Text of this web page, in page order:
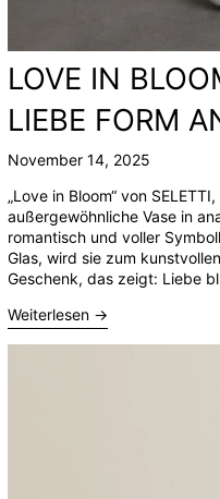
LOVE IN
LIEBE FORM
November 14, 2025
„Love in Bloom“ von
außergewöhnliche Vase in
romantisch und voller
Glas, wird sie zum
Geschenk, das zeigt: Liebe
Weiterlesen →